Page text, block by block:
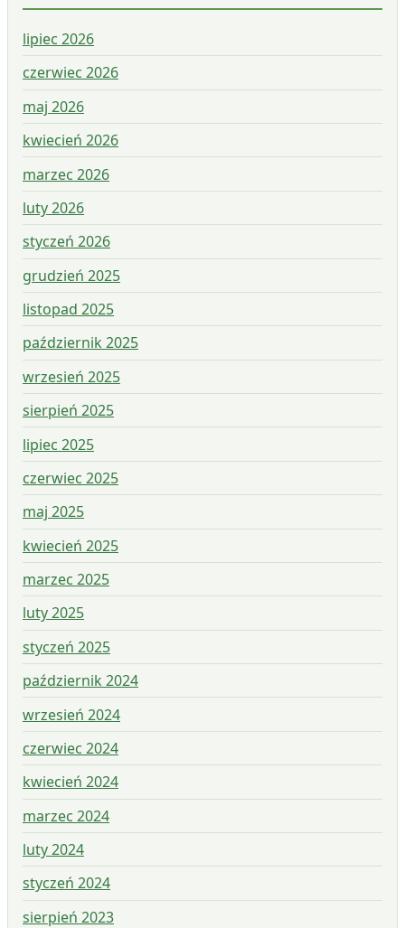
lipiec 2026
czerwiec 2026
maj 2026
kwiecień 2026
marzec 2026
luty 2026
styczeń 2026
grudzień 2025
listopad 2025
październik 2025
wrzesień 2025
sierpień 2025
lipiec 2025
czerwiec 2025
maj 2025
kwiecień 2025
marzec 2025
luty 2025
styczeń 2025
październik 2024
wrzesień 2024
czerwiec 2024
kwiecień 2024
marzec 2024
luty 2024
styczeń 2024
sierpień 2023